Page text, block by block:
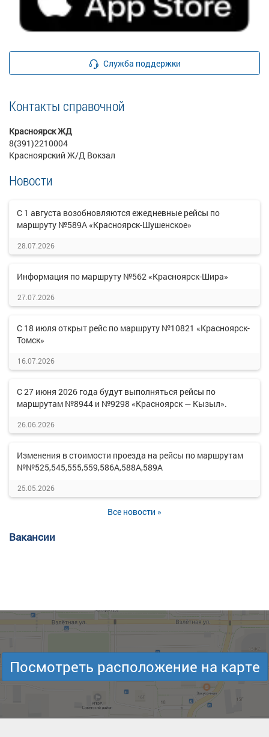
Служба поддержки
Контакты справочной
Красноярск ЖД
8(391)2210004
Красноярский Ж/Д Вокзал
Новости
С 1 августа возобновляются ежедневные рейсы по
маршруту №589А «Красноярск-Шушенское»
28.07.2026
Информация по маршруту №562 «Красноярск-Шира»
27.07.2026
С 18 июля открыт рейс по маршруту №10821 «Красноярск-
Томск»
16.07.2026
С 27 июня 2026 года будут выполняться рейсы по
маршрутам №8944 и №9298 «Красноярск — Кызыл».
26.06.2026
Изменения в стоимости проезда на рейсы по маршрутам
№№525,545,555,559,586А,588А,589А
25.05.2026
Все новости »
Вакансии
Посмотреть расположение на карте